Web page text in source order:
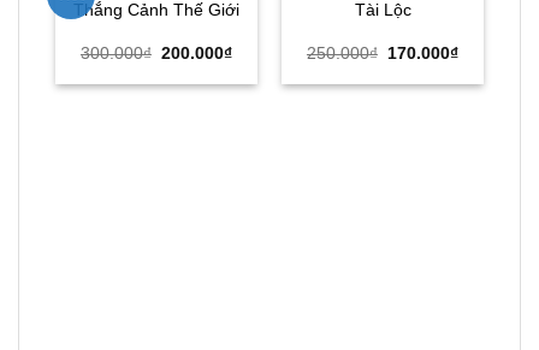
Thắng Cảnh Thế Giới
300.000₫ Giá
là:
200.000₫Giá
tại
Tài Lộc
250.000₫
Giá
là:
170.000₫Giá
tại